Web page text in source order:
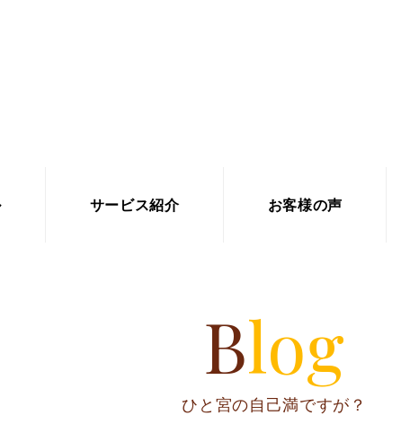
サービス紹介 お客様の声
Blog
ひと宮の自己満ですが？